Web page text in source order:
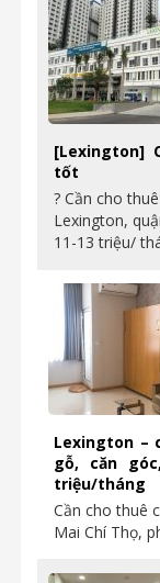
[Lexington]
tốt
? Cần cho
Lexington,
11-13 triệu/
Lexington –
gỗ, căn
triệu/tháng
Cần cho thuê
Mai Chí Thọ,